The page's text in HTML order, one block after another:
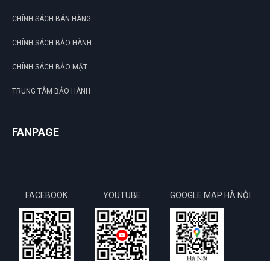
CHÍNH SÁCH BÁN HÀNG
CHÍNH SÁCH BẢO HÀNH
CHÍNH SÁCH BẢO MẬT
TRUNG TÂM BẢO HÀNH
FANPAGE
FACEBOOK YOUTUBE GOOGLE MAP HÀ NỘI